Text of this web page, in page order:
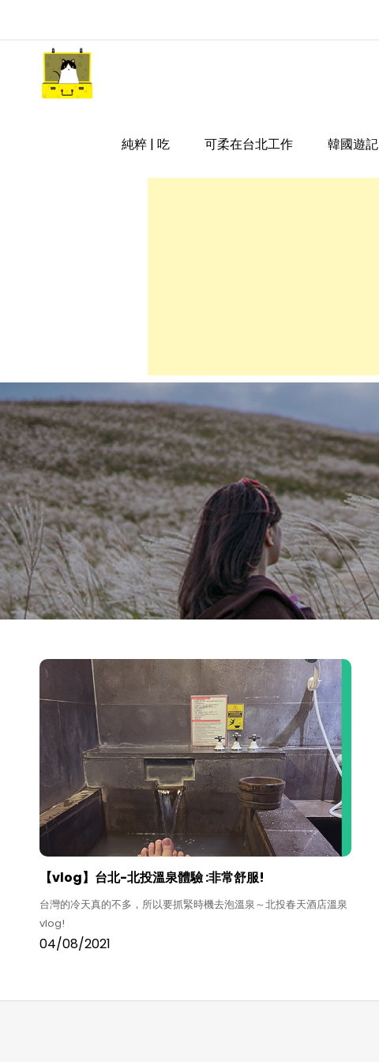
content
純粹 | 吃 可柔在台北工作 韓國遊記
【vlog】台北-北投溫泉體驗 :非常舒服!
台灣的冷天真的不多，所以要抓緊時機去泡溫泉～北投春天酒店溫泉
vlog!
04/08/2021